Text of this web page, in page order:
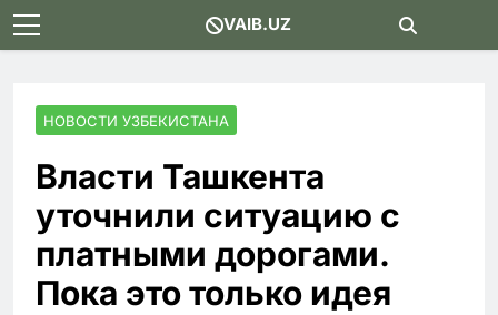
Skip
to
VAIB.UZ
НОВОСТИ УЗБЕКИСТАНА
Власти Ташкента
уточнили ситуацию с
платными дорогами.
Пока это только идея